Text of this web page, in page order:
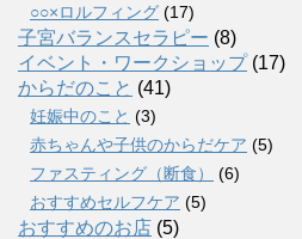
○○×ロルフィング (17)
子宮バランスセラピー (8)
イベント・ワークショップ(17)
からだのこと (41)
妊娠中のこと (3)
赤ちゃんや子供のからだケア (5)
ファスティング（断食）
(6)
おすすめセルフケア (5)
おすすめのお店 (5)